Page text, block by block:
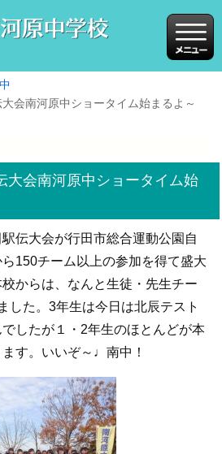
会南河原中ショータイム始まるよ～
大会南河原中ショータイム始
伝大会が行田市総合運動公園自
150チーム以上の参加を得て盛大
からは、なんと生徒・先生チー
した。3年生は今日は北辰テスト
したが１・2年生のほとんどが本
す。いいぞ～♩南中！